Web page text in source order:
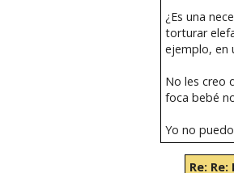
¿Es una
torturar
ejemplo, en
No les creo
foca bebé
Yo no
Re: Re: